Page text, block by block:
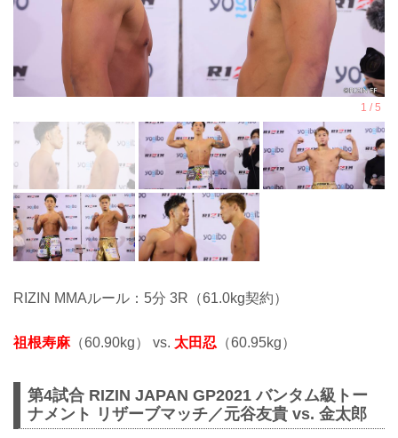
RIZIN MMAルール：5分 3R（61.0kg契約）
祖根寿麻（60.90kg） vs. 太田忍 （60.95kg）
第4試合 RIZIN JAPAN GP2021 バンタム級トー
ナメント リザーブマッチ／元谷友貴 vs. 金太郎